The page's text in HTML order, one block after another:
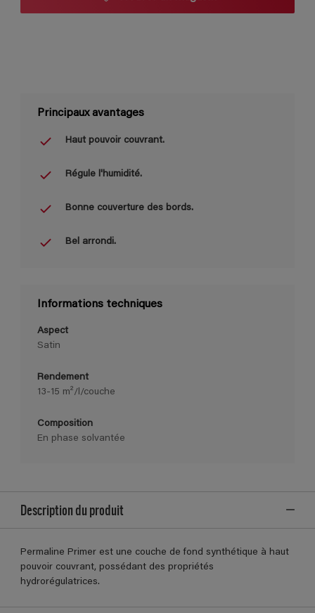
Principaux avantages
Haut pouvoir couvrant.
Régule l'humidité.
Bonne couverture des bords.
Bel arrondi.
Informations techniques
Aspect
Satin
Rendement
13-15 m²/l/couche
Composition
En phase solvantée
Description du produit
Permaline Primer est une couche de fond synthétique à haut
pouvoir couvrant, possédant des propriétés
hydrorégulatrices.